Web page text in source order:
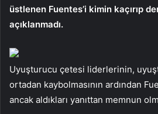
üstlenen Fuentes’i kimin kaçırıp
açıklanmadı.
Uyuşturucu çetesi liderlerinin,
ortadan kaybolmasının ardından
ancak aldıkları yanıttan memnun